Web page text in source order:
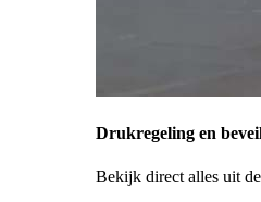
Drukregeling en
Bekijk direct alles uit